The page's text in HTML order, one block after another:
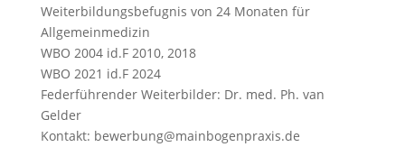
Weiterbildungsbefugnis von 24 Monaten für
Allgemeinmedizin
WBO 2004 id.F 2010, 2018
WBO 2021 id.F 2024
Federführender Weiterbilder: Dr. med. Ph. van
Gelder
Kontakt: bewerbung@mainbogenpraxis.de